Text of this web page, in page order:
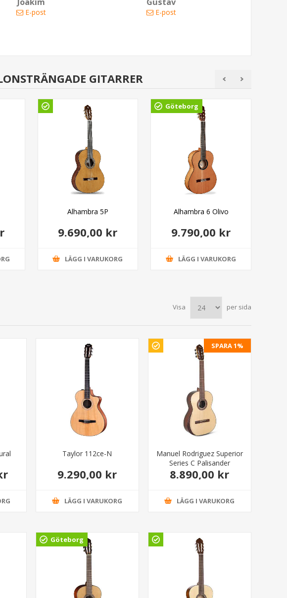
E-post E-post
GITARRER
Alhambra 5P
9.690,00 kr
LÄGG I VARUKORG
Göteborg
Alhambra 6 Olivo
9.790,00 kr
LÄGG I VARUKORG
Visa per sida
Taylor 112ce-N
9.290,00 kr
LÄGG I VARUKORG
SPARA 1%
Manuel Rodriguez Superior
Series C Palisander
8.890,00 kr
LÄGG I VARUKORG
Göteborg